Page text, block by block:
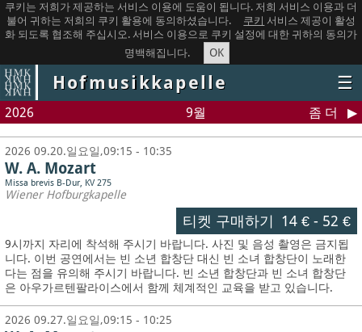
쿠키는 저희가 제공하는 서비스 이용에 도움이 됩니다. 저희 서비스 이용과 더
불어 귀하는 저희의 쿠키 활용에 동의하셨습니다.
쿠키 서비스 제공이 활성
화 되도록 협조해 주십시오. 서비스 이용으로 쿠키 설정에 대한 귀하의 동의가
명백해집니다.
OK
Hofmusikkapelle ☰
2026 9월 좀 더
2026 09.20.일요일,09:15 - 10:35
W. A. Mozart
Missa brevis B-Dur, KV 275
Wiener Hofburgkapelle
티켓 구매하기 14 €- 52 €
9시까지 자리에 착석해 주시기 바랍니다. 사진 및 음성 촬영은 금지됩
니다. 이번 공연에서는 빈 소년 합창단 대신 빈 소녀 합창단이 노래한
다는 점을 유의해 주시기 바랍니다. 빈 소년 합창단과 빈 소녀 합창단
은 아우가르텐팔라이스에서 함께 체계적인 교육을 받고 있습니다.
2026 09.27.일요일,09:15 - 10:25